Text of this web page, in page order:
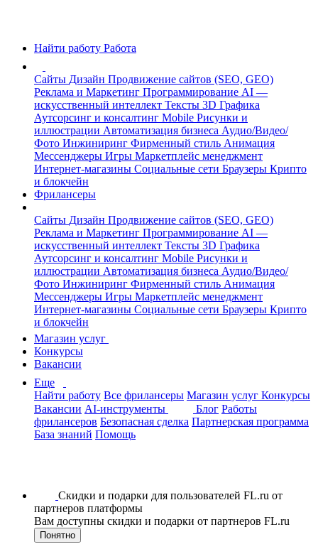
Найти работу Работа
Сайты Дизайн Продвижение сайтов (SEO, GEO)
Реклама и Маркетинг Программирование AI —
искусственный интеллект Тексты 3D Графика
Аутсорсинг и консалтинг Mobile Рисунки и
иллюстрации Автоматизация бизнеса Аудио/Видео/
Фото Инжиниринг Фирменный стиль Анимация
Мессенджеры Игры Маркетплейс менеджмент
Интернет-магазины Социальные сети Браузеры Крипто
и блокчейн
Фрилансеры
Сайты Дизайн Продвижение сайтов (SEO, GEO)
Реклама и Маркетинг Программирование AI —
искусственный интеллект Тексты 3D Графика
Аутсорсинг и консалтинг Mobile Рисунки и
иллюстрации Автоматизация бизнеса Аудио/Видео/
Фото Инжиниринг Фирменный стиль Анимация
Мессенджеры Игры Маркетплейс менеджмент
Интернет-магазины Социальные сети Браузеры Крипто
и блокчейн
Магазин услуг
Конкурсы
Вакансии
Еще
Найти работу Все фрилансеры Магазин услуг Конкурсы
Вакансии AI-инструменты Блог Работы
фрилансеров Безопасная сделка Партнерская программа
База знаний Помощь
Скидки и подарки для пользователей FL.ru от
партнеров платформы
Вам доступны скидки и подарки от партнеров FL.ru
Понятно